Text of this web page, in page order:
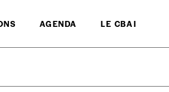
AGENDA LE CBAI